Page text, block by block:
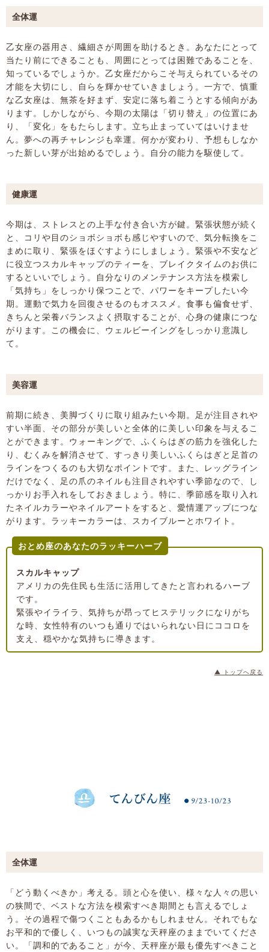
全体運
乙女座の器用さ、繊細さが周囲を助けるとき。あなたにとって
当たり前にできることも、周囲にとっては困難であることを、
知っているでしょうか。乙女座だからこそ与えられているその
才能を大切にし、自らを輝かせていきましょう。一方で、慎重
な乙女座は、無茶を好まず、安定に落ち着こうとする傾向があ
ります。しかしながら、今期の太陽は「切り替え」の位置にあ
り、「変化」をもたらします。立ち止まっていてはいけませ
ん。夢への再チャレンジも幸運。何かが変わり、予想もしなか
った新しい芽が出始めるでしょう。自分の能力を駆使して。
健康運
今期は、ストレスとの上手な付き合い方が鍵。緊張状態が続く
と、コリや目のショボショボも感じやすいので、気分転換をこ
まめに取り、緊張をほぐすようにしましょう。緊張や不安など
に役立つスカルキャップのティーを、ブレイクタイムのお供に
するといいでしょう。自分なりのメンテナンス方法を模索し
「気持ち」をしっかり保つことで、パワーをキープしたい今
期。運動で気力を回復させるのもオススメ。食事も偏食せず、
きちんと栄養バランスよく摂取することが、心身の健康につな
がります。この機会に、ウェルビーイングをしっかり意識し
て。
美容運
前期に続き、美脚づくりに取り組みたい今期。足が注目されや
すい半面、その部分が美しいと全体的に美しい印象を与えるこ
とができます。ウォーキングで、ふくらはぎの筋力を強化した
り、むくみを解消させて、すっきり美しいふくらはぎと足首の
ラインをつくるのも大切なポイントです。また、レッグライン
だけでなく、足の爪のネイルも注目されやすい季節なので、し
っかりお手入れをしておきましょう。特に、季節感を取り入れ
たネイルカラーやネイルアートをすると、愛情運アップにつな
がります。ラッキーカラーは、スカイブルーとホワイト。
おとめ座のあなたのラッキーハーブ
スカルキャップ
アメリカの先住民も生活に活用してきたと言われるハーブ
です。
緊張やイライラ、気持ちが昂ってヒステリックになりがち
な時、女性特有のいつも通りではいられない日にココロを
支え、穏やかな気持ちに導きます。
▲ トップへ戻る
全体運
「どう動くべきか」考える。頭と心を使い、様々な人々の思い
の狭間で、ベストな方法を模索すべき期間とも言えるでしょ
う。その過程で傷つくこともあるかもしれません。それでもな
お平和的で優しく、いつもの誠実な天秤座のままでいてくださ
い。「調和的であること」が今、天秤座が最も優先すべきこと